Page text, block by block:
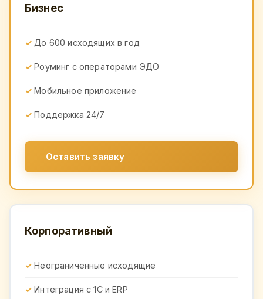
Бизнес
До 600 исходящих в год
Роуминг с операторами ЭДО
Мобильное приложение
Поддержка 24/7
Оставить заявку
Корпоративный
Неограниченные исходящие
Интеграция с 1С и ERP